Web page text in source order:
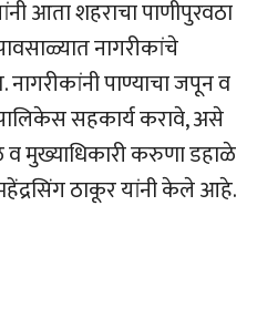
आता शहराचा पाणीपुरवठा
नागरीकांचे
पाण्याचा जपून व
सहकार्य करावे, असे
मुख्याधिकारी करुणा डहाळे
ठाकूर यांनी केले आहे.